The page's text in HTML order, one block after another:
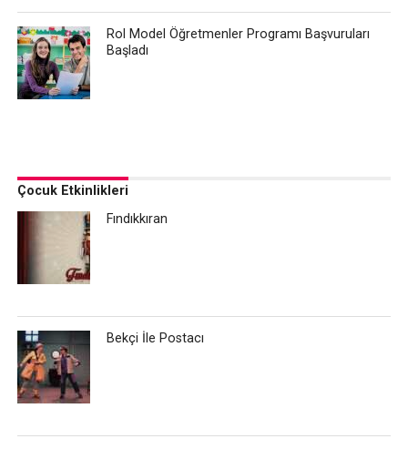
Rol Model Öğretmenler Programı Başvuruları
Başladı
Çocuk Etkinlikleri
Fındıkkıran
Bekçi İle Postacı